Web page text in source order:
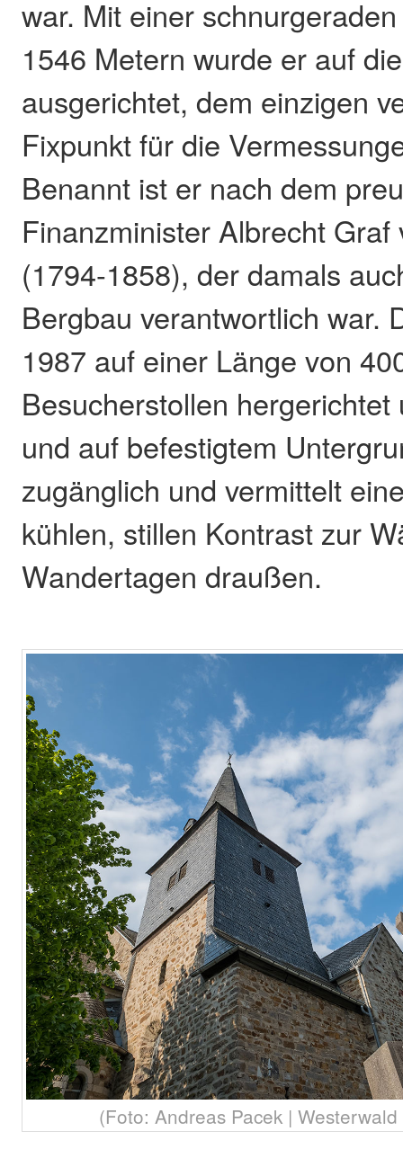
war. Mit einer
1546 Metern wurde er auf
ausgerichtet, dem einzigen
Fixpunkt für die
Benannt ist er nach dem
Finanzminister Albrecht
(1794-1858), der damals
Bergbau verantwortlich war.
1987 auf einer Länge von
Besucherstollen
und auf befestigtem
zugänglich und vermittelt
kühlen, stillen Kontrast zur
Wandertagen draußen.
(Foto: Andreas Pacek |